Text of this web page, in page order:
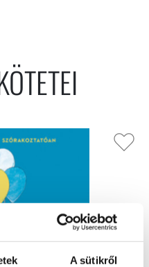
A sütikről